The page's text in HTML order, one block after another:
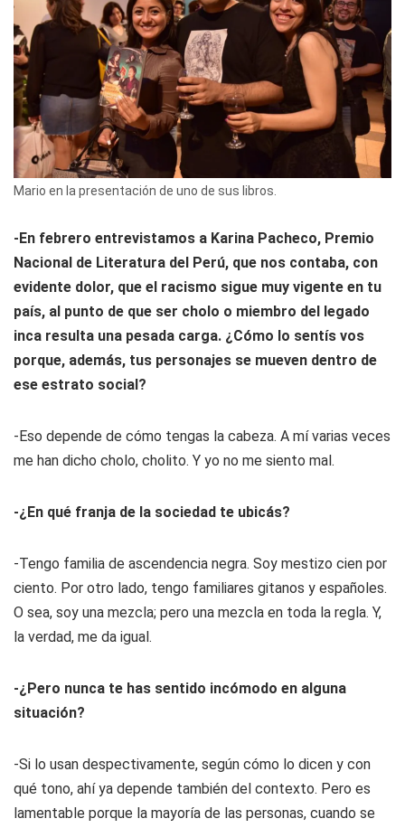
Mario en la presentación de uno de sus libros.
-En febrero entrevistamos a Karina Pacheco, Premio
Nacional de Literatura del Perú, que nos contaba, con
evidente dolor, que el racismo sigue muy vigente en tu
país, al punto de que ser cholo o miembro del legado
inca resulta una pesada carga. ¿Cómo lo sentís vos
porque, además, tus personajes se mueven dentro de
ese estrato social?
-Eso depende de cómo tengas la cabeza. A mí varias veces
me han dicho cholo, cholito. Y yo no me siento mal.
-¿En qué franja de la sociedad te ubicás?
-Tengo familia de ascendencia negra. Soy mestizo cien por
ciento. Por otro lado, tengo familiares gitanos y españoles.
O sea, soy una mezcla; pero una mezcla en toda la regla. Y,
la verdad, me da igual.
-¿Pero nunca te has sentido incómodo en alguna
situación?
-Si lo usan despectivamente, según cómo lo dicen y con
qué tono, ahí ya depende también del contexto. Pero es
lamentable porque la mayoría de las personas, cuando se